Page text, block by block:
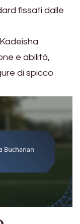
fissati dalle
e abilità,
di spicco